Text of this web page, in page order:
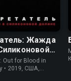
Жажда
Out for Blood in
• 2019, США,